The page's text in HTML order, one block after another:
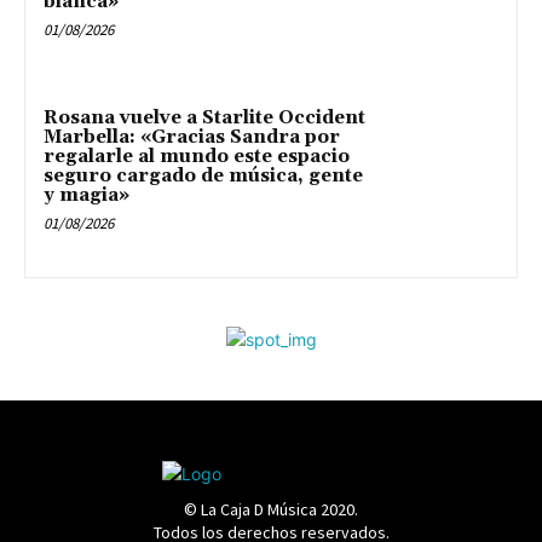
01/08/2026
Rosana vuelve a Starlite Occident
Marbella: «Gracias Sandra por
regalarle al mundo este espacio
seguro cargado de música, gente
y magia»
01/08/2026
© La Caja D Música 2020.
Todos los derechos reservados.